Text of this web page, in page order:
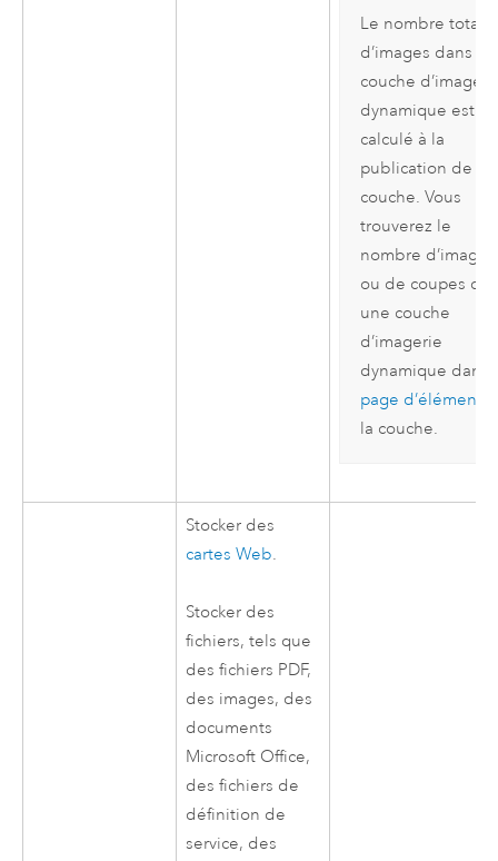
Le nombre total
d’images dans
couche
dynamique est
calculé à la
publication de la
couche. Vous
trouverez le
nombre d’images
ou de coupes
une couche
d’imagerie
dynamique dans
page d’élément
la couche.
Stocker des
cartes Web.
Stocker des
fichiers, tels que
des fichiers PDF,
des images, des
documents
Microsoft Office,
des fichiers de
définition de
service, des